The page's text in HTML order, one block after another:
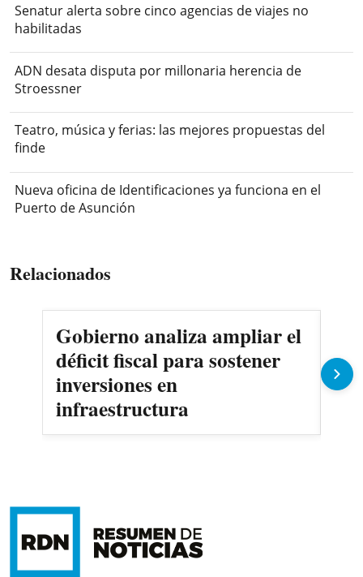
Senatur alerta sobre cinco agencias de viajes no
habilitadas
ADN desata disputa por millonaria herencia de
Stroessner
Teatro, música y ferias: las mejores propuestas del
finde
Nueva oficina de Identificaciones ya funciona en el
Puerto de Asunción
Relacionados
Gobierno analiza ampliar el
déficit fiscal para sostener
inversiones en
infraestructura